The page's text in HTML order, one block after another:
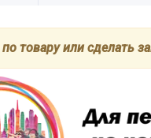
товару или сделать